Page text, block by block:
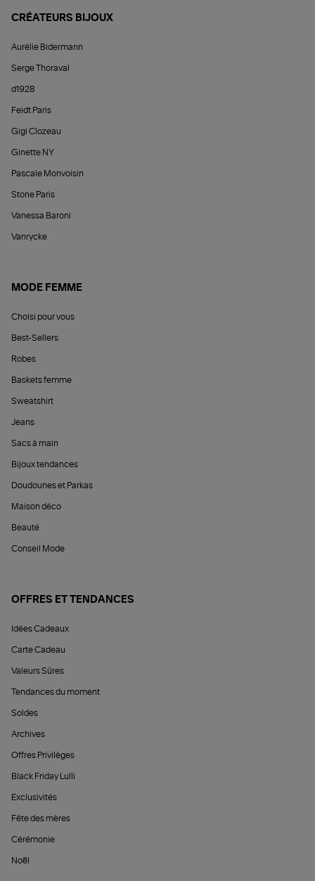
CRÉATEURS BIJOUX
Aurélie Bidermann
Serge Thoraval
d1928
Feidt Paris
Gigi Clozeau
Ginette NY
Pascale Monvoisin
Stone Paris
Vanessa Baroni
Vanrycke
MODE FEMME
Choisi pour vous
Best-Sellers
Robes
Baskets femme
Sweatshirt
Jeans
Sacs à main
Bijoux tendances
Doudounes et Parkas
Maison déco
Beauté
Conseil Mode
OFFRES ET TENDANCES
Idées Cadeaux
Carte Cadeau
Valeurs Sûres
Tendances du moment
Soldes
Archives
Offres Privilèges
Black Friday Lulli
Exclusivités
Fête des mères
Cérémonie
Noël